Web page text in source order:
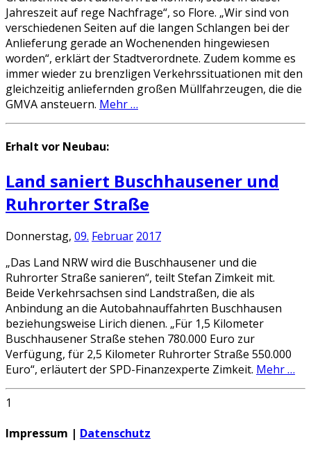
Jahreszeit auf rege Nachfrage“, so Flore. „Wir sind von
verschiedenen Seiten auf die langen Schlangen bei der
Anlieferung gerade an Wochenenden hingewiesen
worden“, erklärt der Stadtverordnete. Zudem komme es
immer wieder zu brenzligen Verkehrssituationen mit den
gleichzeitig anliefernden großen Müllfahrzeugen, die die
GMVA ansteuern. Mehr …
Erhalt vor Neubau:
Land saniert Buschhausener und
Ruhrorter Straße
Donnerstag, 09. Februar 2017
„Das Land NRW wird die Buschhausener und die
Ruhrorter Straße sanieren“, teilt Stefan Zimkeit mit.
Beide Verkehrsachsen sind Landstraßen, die als
Anbindung an die Autobahnauffahrten Buschhausen
beziehungsweise Lirich dienen. „Für 1,5 Kilometer
Buschhausener Straße stehen 780.000 Euro zur
Verfügung, für 2,5 Kilometer Ruhrorter Straße 550.000
Euro“, erläutert der SPD-Finanzexperte Zimkeit. Mehr …
1
Impressum | Datenschutz